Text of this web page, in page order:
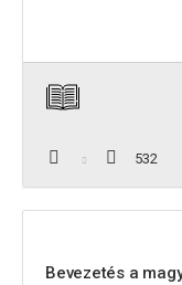
532
Bevezetés a